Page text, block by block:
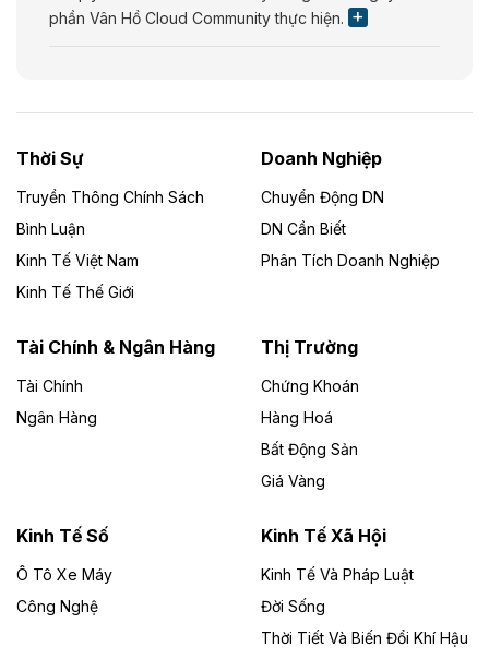
phần Vân Hồ Cloud Community thực hiện.
Dự án Nhà máy xử lý rác và phát điện Bắc Giang do
Công ty TNHH Năng lượng môi trường Bắc Giang làm
Theo vietnamfinance.vn
Đức Long Gia Lai mở rộng ‘hệ sinh thái’
Lai
Bốn doanh nghiệp có sự góp vốn của Công ty Cổ
phần Tập đoàn Đức Long Gia Lai (HoSE: DLG) được
Gia Lai với tổng vốn hơn 4.750 tỷ đồng.
Đồng Nai cho thuê gần 59 ha đất làm khu
công nghiệp ở Long Thành
UBND TP Đồng Nai cho Công ty Amata thuê gần 59 ha
đất để đầu tư khu công nghiệp công nghệ cao Long
Thời Sự
Truyền Thông Chính Sách
Bình Luận
Kinh Tế Việt Nam
Kinh Tế Thế Giới
Doanh Nghiệp
Chuyển Động DN
DN Cần Biết
Phân Tích Doanh Nghiệp
Tài Chính & Ngân Hàng
Tài Chính
Ngân Hàng
Thị Trường
Chứng Khoán
Hàng Hoá
Bất Động Sản
Giá Vàng
Kinh Tế Số
Ô Tô Xe Máy
Công Nghệ
Kinh Tế Xã Hội
Kinh Tế Và Pháp Luật
Đời Sống
Thời Tiết Và Biến Đổi Khí Hậu